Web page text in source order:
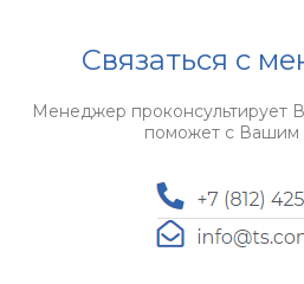
Связаться с
Менеджер проконсультирует
поможет с Вашим